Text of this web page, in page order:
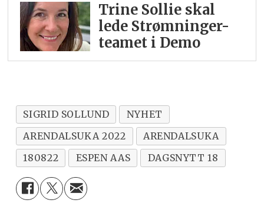
Trine Sollie skal
lede Strømninger-
teamet i Demo
SIGRID SOLLUND
NYHET
ARENDALSUKA 2022
ARENDALSUKA
180822
ESPEN AAS DAGSNYTT 18